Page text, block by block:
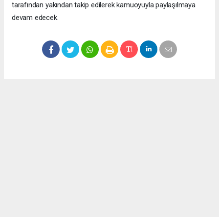
tarafından yakından takip edilerek kamuoyuyla paylaşılmaya
devam edecek.